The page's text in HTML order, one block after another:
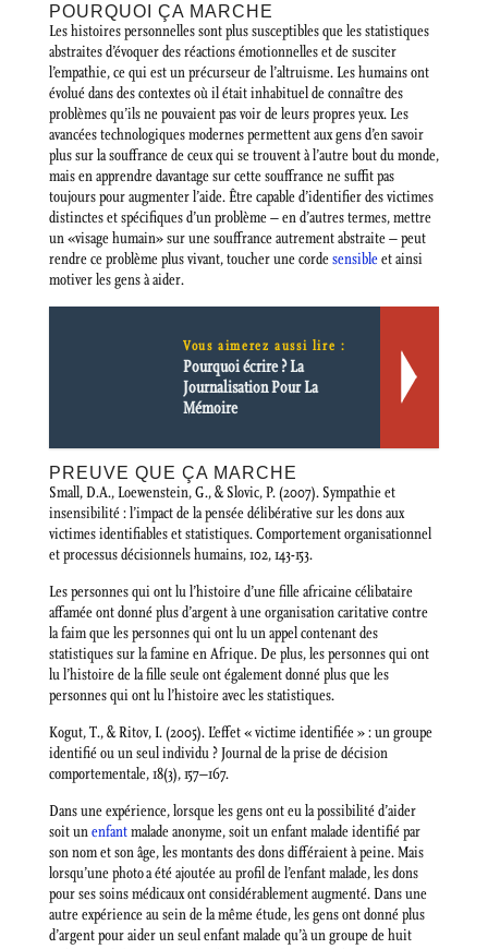
POURQUOI ÇA MARCHE
Les histoires personnelles sont plus susceptibles que les statistiques
abstraites d’évoquer des réactions émotionnelles et de susciter
l’empathie, ce qui est un précurseur de l’altruisme. Les humains ont
évolué dans des contextes où il était inhabituel de connaître des
problèmes qu’ils ne pouvaient pas voir de leurs propres yeux. Les
avancées technologiques modernes permettent aux gens d’en savoir
plus sur la souffrance de ceux qui se trouvent à l’autre bout du monde,
mais en apprendre davantage sur cette souffrance ne suffit pas
toujours pour augmenter l’aide. Être capable d’identifier des victimes
distinctes et spécifiques d’un problème – en d’autres termes, mettre
un «visage humain» sur une souffrance autrement abstraite – peut
rendre ce problème plus vivant, toucher une cordesensibleet ainsi
motiver les gens à aider.
Vous aimerez aussi lire :
Pourquoi écrire ? La
Journalisation Pour La
Mémoire
PREUVE QUE ÇA MARCHE
Small, D.A., Loewenstein, G., & Slovic, P. (2007). Sympathie et
insensibilité : l’impact de la pensée délibérative sur les dons aux
victimes identifiables et statistiques. Comportement organisationnel
et processus décisionnels humains, 102, 143-153.
Les personnes qui ont lu l’histoire d’une fille africaine célibataire
affamée ont donné plus d’argent à une organisation caritative contre
la faim que les personnes qui ont lu un appel contenant des
statistiques sur la famine en Afrique. De plus, les personnes qui ont
lu l’histoire de la fille seule ont également donné plus que les
personnes qui ont lu l’histoire avec les statistiques.
Kogut, T., & Ritov, I. (2005). L’effet « victime identifiée » : un groupe
identifié ou un seul individu ? Journal de la prise de décision
comportementale, 18(3), 157–167.
Dans une expérience, lorsque les gens ont eu la possibilité d’aider
soit unenfantmalade anonyme, soit un enfant malade identifié par
son nom et son âge, les montants des dons différaient à peine. Mais
lorsqu’une photo a été ajoutée au profil de l’enfant malade, les dons
pour ses soins médicaux ont considérablement augmenté. Dans une
autre expérience au sein de la même étude, les gens ont donné plus
d’argent pour aider un seul enfant malade qu’à un groupe de huit